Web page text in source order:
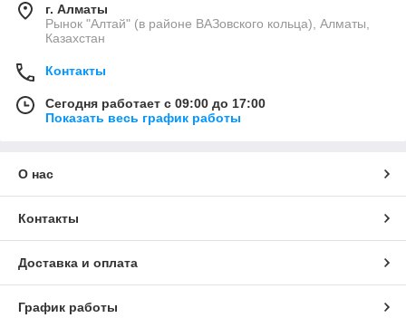
г. Алматы
Рынок "Алтай" (в районе ВАЗовского кольца), Алматы,
Казахстан
Контакты
Сегодня работает с 09:00 до 17:00
Показать весь график работы
О нас
Контакты
Доставка и оплата
График работы